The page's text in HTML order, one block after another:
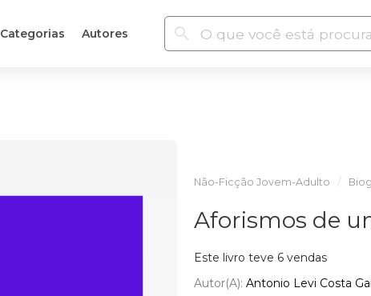
Categorias Autores
Não-Ficção Jovem-Adulto
Aforismos de
Este livro teve 6 vendas
Autor(a): Antonio Levi Costa